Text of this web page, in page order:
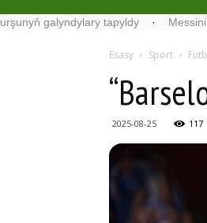
tapyldy · Messiniň kakasy
Esasy Sport
2025-08-25 117